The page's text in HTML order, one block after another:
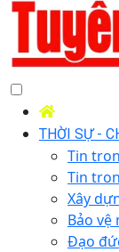
THỜI SỰ -
Tin
Tin
Xây
Bảo
Đạo